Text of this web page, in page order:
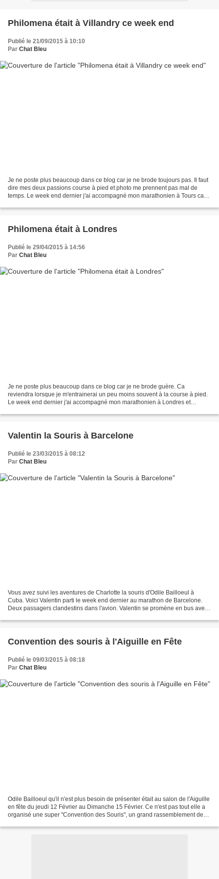
Philomena était à Villandry ce week end
Publié le 21/09/2015 à 10:10
Par Chat Bleu
Je ne poste plus beaucoup dans ce blog car je ne brode toujours pas. Il faut
dire mes deux passions course à pied et photo me prennent pas mal de
temps. Le week end dernier j'ai accompagné mon marathonien à Tours car il
Philomena était à Londres
Publié le 29/04/2015 à 14:56
Par Chat Bleu
Je ne poste plus beaucoup dans ce blog car je ne brode guère. Ca
reviendra lorsque je m'entrainerai un peu moins souvent à la course à pied.
Le week end dernier j'ai accompagné mon marathonien à Londres et
Valentin la Souris à Barcelone
Publié le 23/03/2015 à 08:12
Par Chat Bleu
Vous avez suivi les aventures de Charlotte la souris d'Odile Bailloeul à
Cuba. Voici Valentin parti le week end dernier au marathon de Barcelone.
Deux passagers clandestins dans l'avion. Valentin se promène en bus avec
Convention des souris à l'Aiguille en Fête
Publié le 09/03/2015 à 08:18
Par Chat Bleu
Odile Bailloeul qu'il n'est plus besoin de présenter était au salon de l'Aiguille
en fête du jeudi 12 Février au Dimanche 15 Février. Ce n'est pas tout elle a
organisé une super "Convention des Souris", un grand rassemblement de